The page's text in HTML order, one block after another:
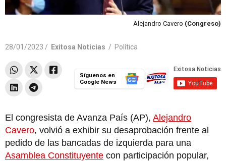
Alejandro Cavero (Congreso)
28/01/2023 / Exitosa Noticias / Política
Síguenos en
Google News
El congresista de Avanza País (AP), Alejandro
Cavero, volvió a exhibir su desaprobación frente al
pedido de las bancadas de izquierda para una
Asamblea Constituyente con participación popular,